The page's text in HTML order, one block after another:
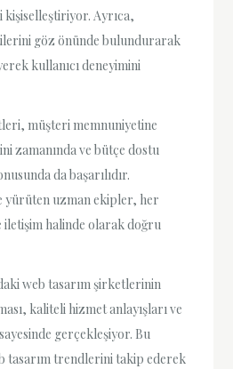
Ayrıca,
göz önünde bulundurarak
kullanıcı deneyimini
müşteri memnuniyetine
zamanında ve bütçe dostu
da başarılıdır.
yürüten uzman ekipler, her
iletişim halinde olarak doğru
web tasarım şirketlerinin
kaliteli hizmet anlayışları ve
gerçekleşiyor. Bu
tasarım trendlerini takip ederek